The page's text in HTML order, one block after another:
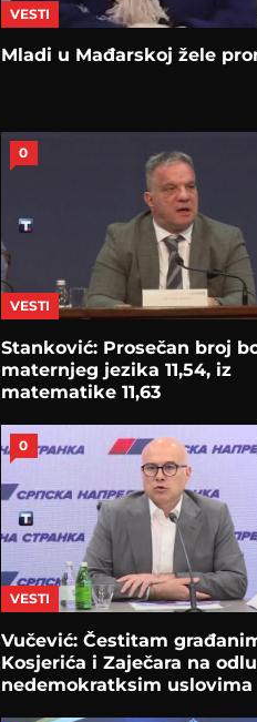
VESTI
Mladi u Mađarskoj žele
0
VESTI
Stanković: Prosečan broj
maternjeg jezika 11,54, iz
matematike 11,63
0
VESTI
Vučević: Čestitam
Kosjerića i Zaječara na
nedemokratksim uslovima